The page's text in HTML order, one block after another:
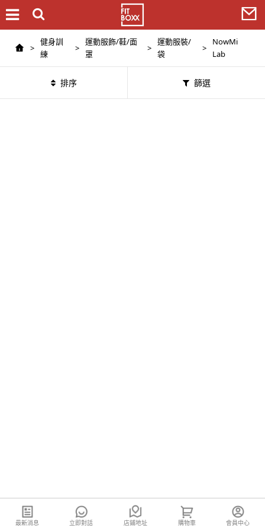
>
健身訓
練
>
運動服飾/鞋/面
罩
>
運動服裝/
袋
>
NowMi
Lab
排序 篩選
最新消息 立即對話 店鋪地址 購物車 會員中心